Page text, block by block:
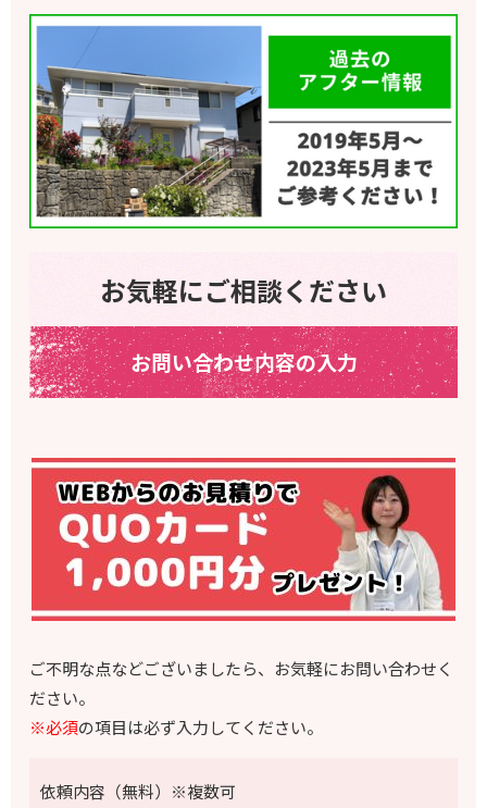
お気軽にご相談ください
お問い合わせ内容の入力
ご不明な点などございましたら、お気軽にお問い合わせく
ださい。
※必須の項目は必ず入力してください。
依頼内容（無料）※複数可